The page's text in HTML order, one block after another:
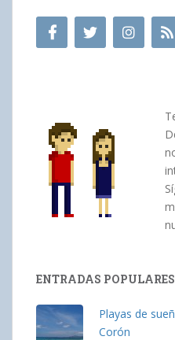
ENTRADAS POPULARES
Playas de
Corón